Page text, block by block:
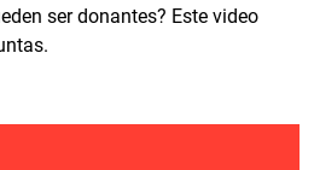
ser donantes? Este video